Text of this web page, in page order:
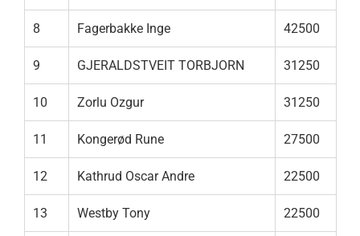
8 Fagerbakke Inge 42500
9 GJERALDSTVEIT TORBJORN 31250
10 Zorlu Ozgur 31250
11 Kongerød Rune 27500
12 Kathrud Oscar Andre 22500
13 Westby Tony 22500